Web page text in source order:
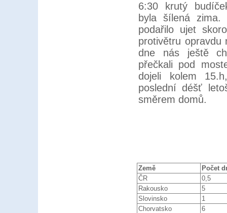
6:30 krutý
byla šílená
podařilo ujet
protivětru opravdu
dne nás ještě
přečkali pod
dojeli kolem
poslední déšť
směrem domů.
Země
Počet
ČR
0,5
Rakousko
5
Slovinsko
1
Chorvatsko
6